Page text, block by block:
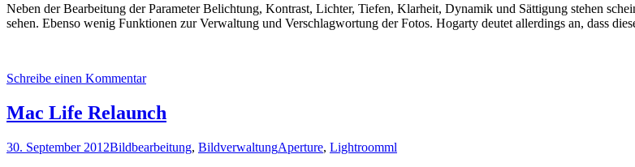
Neben der Bearbeitung der Parameter Belichtung, Kontrast, Lichter, Tiefen, Klarheit, Dynamik und Sättigung stehen
sehen. Ebenso wenig Funktionen zur Verwaltung und Verschlagwortung der Fotos. Hogarty deutet allerdings an, dass
Schreibe einen Kommentar
Mac Life Relaunch
30. September 2012Bildbearbeitung, BildverwaltungAperture, Lightroomml